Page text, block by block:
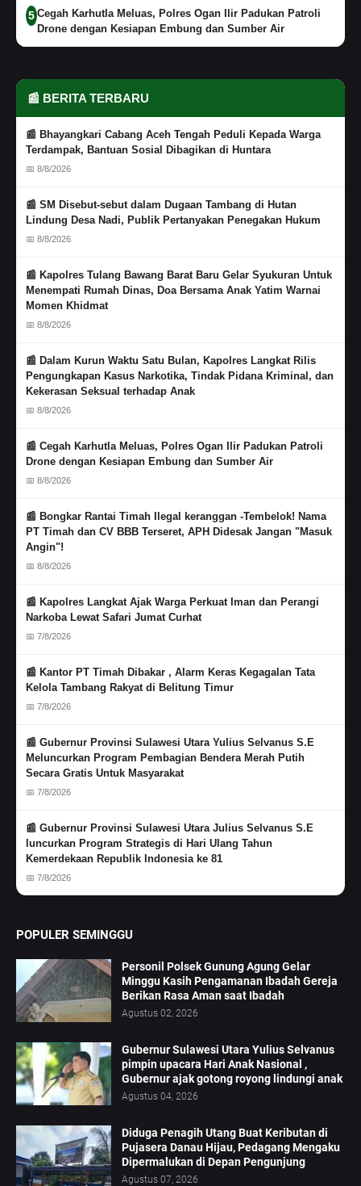
5Cegah Karhutla Meluas, Polres Ogan Ilir Padukan Patroli
Drone dengan Kesiapan Embung dan Sumber Air
📰 BERITA TERBARU
📰 Bhayangkari Cabang Aceh Tengah Peduli Kepada Warga
Terdampak, Bantuan Sosial Dibagikan di Huntara
📅 8/8/2026
📰 SM Disebut-sebut dalam Dugaan Tambang di Hutan
Lindung Desa Nadi, Publik Pertanyakan Penegakan Hukum
📅 8/8/2026
📰 Kapolres Tulang Bawang Barat Baru Gelar Syukuran Untuk
Menempati Rumah Dinas, Doa Bersama Anak Yatim Warnai
Momen Khidmat
📅 8/8/2026
📰 Dalam Kurun Waktu Satu Bulan, Kapolres Langkat Rilis
Pengungkapan Kasus Narkotika, Tindak Pidana Kriminal, dan
Kekerasan Seksual terhadap Anak
📅 8/8/2026
📰 Cegah Karhutla Meluas, Polres Ogan Ilir Padukan Patroli
Drone dengan Kesiapan Embung dan Sumber Air
📅 8/8/2026
📰 Bongkar Rantai Timah Ilegal keranggan -Tembelok! Nama
PT Timah dan CV BBB Terseret, APH Didesak Jangan "Masuk
Angin"!
📅 8/8/2026
📰 Kapolres Langkat Ajak Warga Perkuat Iman dan Perangi
Narkoba Lewat Safari Jumat Curhat
📅 7/8/2026
📰 Kantor PT Timah Dibakar , Alarm Keras Kegagalan Tata
Kelola Tambang Rakyat di Belitung Timur
📅 7/8/2026
📰 Gubernur Provinsi Sulawesi Utara Yulius Selvanus S.E
Meluncurkan Program Pembagian Bendera Merah Putih
Secara Gratis Untuk Masyarakat
📅 7/8/2026
📰 Gubernur Provinsi Sulawesi Utara Julius Selvanus S.E
luncurkan Program Strategis di Hari Ulang Tahun
Kemerdekaan Republik Indonesia ke 81
📅 7/8/2026
POPULER SEMINGGU
Personil Polsek Gunung Agung Gelar
Minggu Kasih Pengamanan Ibadah Gereja
Berikan Rasa Aman saat Ibadah
Agustus 02, 2026
Gubernur Sulawesi Utara Yulius Selvanus
pimpin upacara Hari Anak Nasional ,
Gubernur ajak gotong royong lindungi anak
Agustus 04, 2026
Diduga Penagih Utang Buat Keributan di
Pujasera Danau Hijau, Pedagang Mengaku
Dipermalukan di Depan Pengunjung
Agustus 07, 2026